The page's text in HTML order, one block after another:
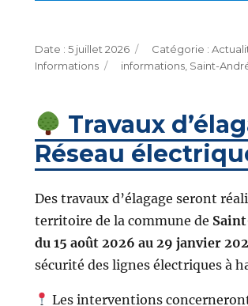
Publié
le
5 juillet 2026
Informations
Étiquettes
informations, Saint-
Travaux
Réseau
Des travaux d’élagage seront
territoire de la commune de
du 15 août 2026 au 29 janvier
sécurité des lignes électriques à
Les interventions